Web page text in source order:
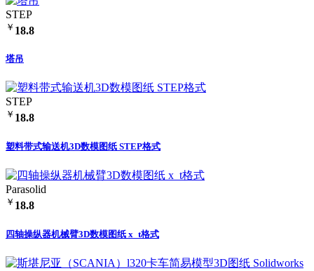
STEP
￥ 18.8
塔吊
STEP
￥ 18.8
塑料带式输送机3D数模图纸 STEP格式
Parasolid
￥ 18.8
四轴操纵器机械臂3D数模图纸 x_t格式